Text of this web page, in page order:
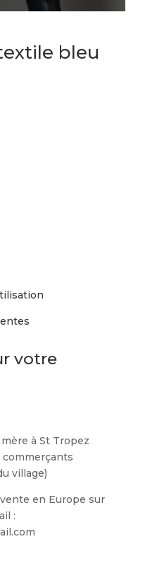
bleu
votre
à St Tropez
commerçants
village)
en Europe sur
: